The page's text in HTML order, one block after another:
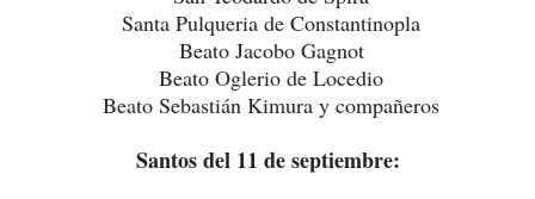
Santa Pulqueria de Constantinopla
Beato Jacobo Gagnot
Beato Oglerio de Locedio
Beato Sebastián Kimura y compañeros
Santos del 11 de septiembre: